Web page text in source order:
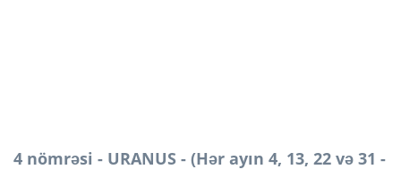
4 nömrəsi - URANUS - (Hər ayın 4, 13, 22 və 31 -